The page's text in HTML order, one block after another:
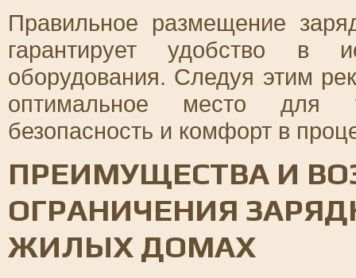
Правильное размещение
гарантирует удобство в
оборудования. Следуя этим
оптимальное место для
безопасность и комфорт в
ПРЕИМУЩЕСТВА И
ОГРАНИЧЕНИЯ
ЖИЛЫХ ДОМАХ